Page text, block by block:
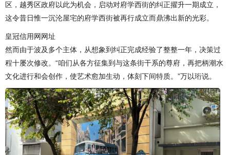
区，越秀区政府以此为机会，启动对府学西街的纠正擢升一期成立，
这令昔日惟一沉沦屋宅的府学西街被再行成立而鼎沸出新的光彩。
皇冠信用网网址
然而由于波及多个主体，从想象到纠正完成经验了整整一年，决策过
程十屡次修改。“咱们从各方征集到与这条街干系的尊府，再把柄潮水
文化进行和会创作，使艺术愈加生动，体刻下间特质。”万以珩说。